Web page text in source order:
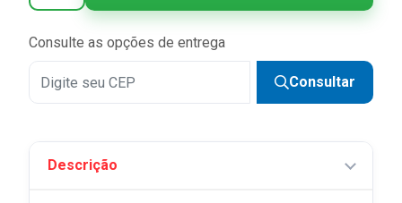
Consulte as opções de entrega
Consultar
Descrição